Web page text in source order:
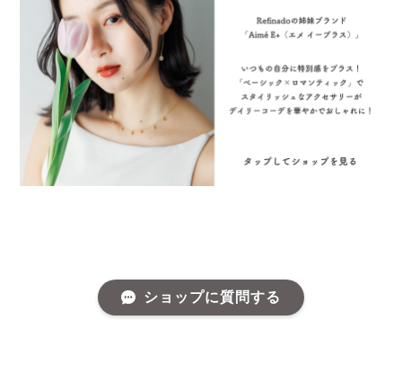
ショップに質問する